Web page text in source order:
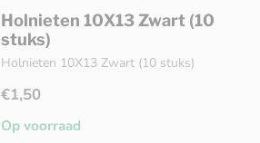
Holnieten 10X13 Zwart (10
stuks)
Holnieten 10X13 Zwart (10 stuks)
€1,50
Op voorraad